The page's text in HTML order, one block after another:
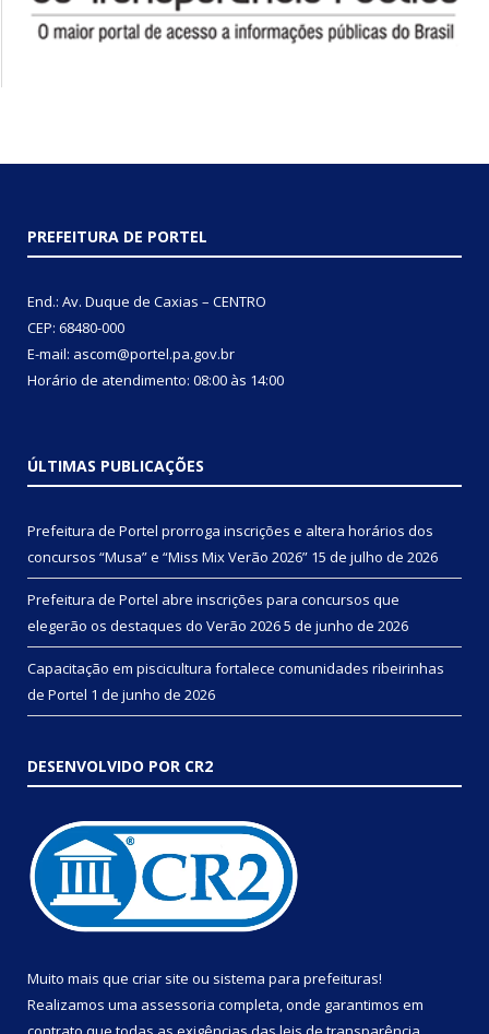
PREFEITURA DE PORTEL
End.: Av. Duque de Caxias – CENTRO
CEP: 68480-000
E-mail: ascom@portel.pa.gov.br
Horário de atendimento: 08:00 às 14:00
ÚLTIMAS PUBLICAÇÕES
Prefeitura de Portel prorroga inscrições e altera horários dos
concursos “Musa” e “Miss Mix Verão 2026” 15 de julho de 2026
Prefeitura de Portel abre inscrições para concursos que
elegerão os destaques do Verão 20265 de junho de 2026
Capacitação em piscicultura fortalece comunidades ribeirinhas
de Portel 1 de junho de 2026
DESENVOLVIDO POR CR2
Muito mais que criar site ou sistema para prefeituras!
Realizamos uma assessoria completa, onde garantimos em